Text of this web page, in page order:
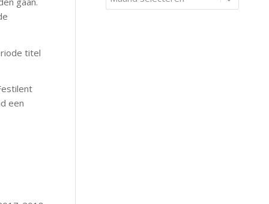
titel
een